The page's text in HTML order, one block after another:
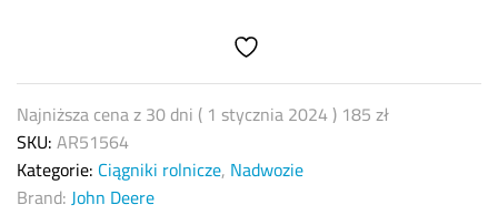
quantity
Najniższa cena z 30 dni ( 1 stycznia 2024) 185zł
SKU:AR51564
Kategorie: Ciągniki rolnicze, Nadwozie
Brand:John Deere